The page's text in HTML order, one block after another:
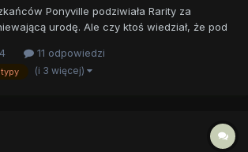
Ponyville podziwiała Rarity za
urodę. Ale czy ktoś wiedział, że pod
zapracuje na swój nowy wizerunek, czy
będzie traktowana jak głupia ślicznotka?...
11 odpowiedzi
(i 3 więcej)